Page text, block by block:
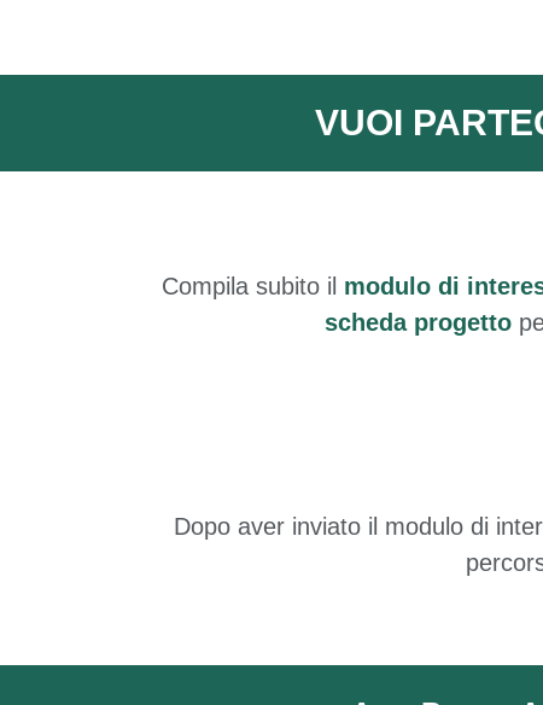
VUOI
Compila subito il modulo di
scheda progetto
Dopo aver inviato il modulo di